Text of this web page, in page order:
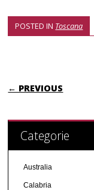
POSTED IN Toscana
POST
← PREVIOUS
Categorie
Australia
Calabria